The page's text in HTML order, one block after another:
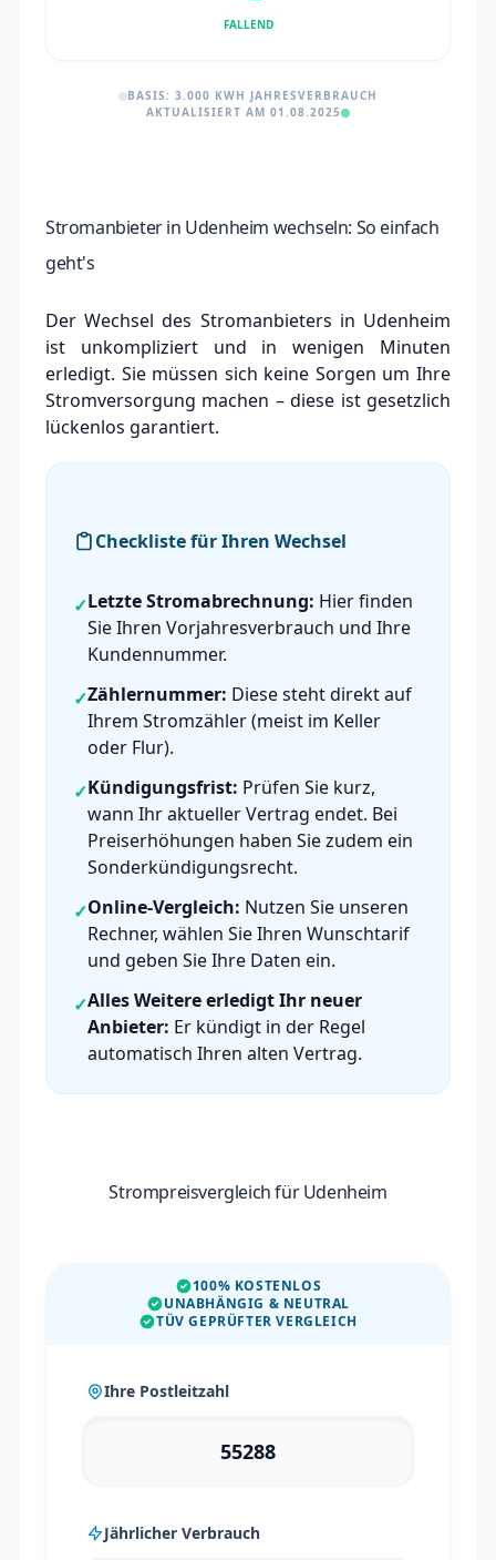
FALLEND
BASIS: 3.000 KWH JAHRESVERBRAUCH
AKTUALISIERT AM 01.08.2025
Stromanbieter in Udenheim wechseln: So einfach
geht's
Der Wechsel des Stromanbieters in Udenheim
ist unkompliziert und in wenigen Minuten
erledigt. Sie müssen sich keine Sorgen um Ihre
Stromversorgung machen – diese ist gesetzlich
lückenlos garantiert.
Checkliste für Ihren Wechsel
✓Letzte Stromabrechnung: Hier finden
Sie Ihren Vorjahresverbrauch und Ihre
Kundennummer.
✓Zählernummer: Diese steht direkt auf
Ihrem Stromzähler (meist im Keller
oder Flur).
✓Kündigungsfrist: Prüfen Sie kurz,
wann Ihr aktueller Vertrag endet. Bei
Preiserhöhungen haben Sie zudem ein
Sonderkündigungsrecht.
✓Online-Vergleich: Nutzen Sie unseren
Rechner, wählen Sie Ihren Wunschtarif
und geben Sie Ihre Daten ein.
✓Alles Weitere erledigt Ihr neuer
Anbieter: Er kündigt in der Regel
automatisch Ihren alten Vertrag.
Strompreisvergleich für Udenheim
100% KOSTENLOS
UNABHÄNGIG & NEUTRAL
TÜV GEPRÜFTER VERGLEICH
Ihre Postleitzahl
Jährlicher Verbrauch